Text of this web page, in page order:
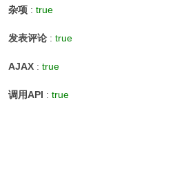
杂项 : true
发表评论 : true
AJAX : true
调用API : true